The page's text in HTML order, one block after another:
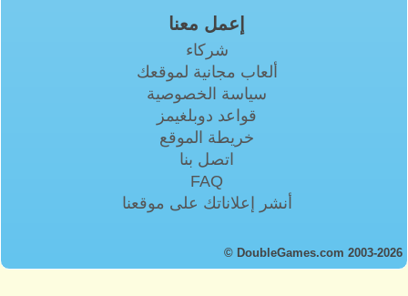
إعمل معنا
شركاء
ألعاب مجانية لموقعك
سياسة الخصوصية
قواعد دوبلغيمز
خريطة الموقع
اتصل بنا
FAQ
أنشر إعلاناتك على موقعنا
© DoubleGames.com 2003-2026